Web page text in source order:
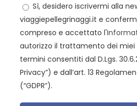
Sì, desidero iscrivermi alla
viaggiepellegrinaggi.it e
compreso e accettato l'
autorizzo il trattamento dei miei
termini consentiti dal D.Lgs.
Privacy”) e dall’art. 13
(“GDPR”).
per Fatima. Sistemazione in
scelti saranno 3 o 4 stelli tutti
Santuario. In serata, recita del
Permanenza: